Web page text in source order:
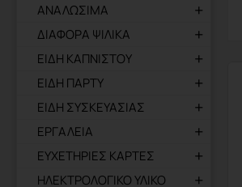
ΑΝΑΛΩΣΙΜΑ
ΔΙΑΦΟΡΑ ΨΙΛΙΚΑ
ΕΙΔΗ ΚΑΠΝΙΣΤΟΥ
ΕΙΔΗ ΠΑΡΤΥ
ΕΙΔΗ ΣΥΣΚΕΥΑΣΙΑΣ
ΕΡΓΑΛΕΙΑ
ΕΥΧΕΤΗΡΙΕΣ ΚΑΡΤΕΣ
ΗΛΕΚΤΡΟΛΟΓΙΚΟ ΥΛΙΚΟ